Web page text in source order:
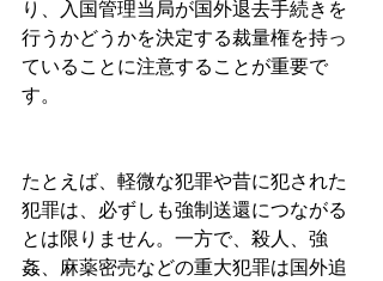
り、入国管理当局が国外退去手続きを
行うかどうかを決定する裁量権を持っ
ていることに注意することが重要で
す。
たとえば、軽微な犯罪や昔に犯された
犯罪は、必ずしも強制送還につながる
とは限りません。一方で、殺人、強
姦、麻薬密売などの重大犯罪は国外追